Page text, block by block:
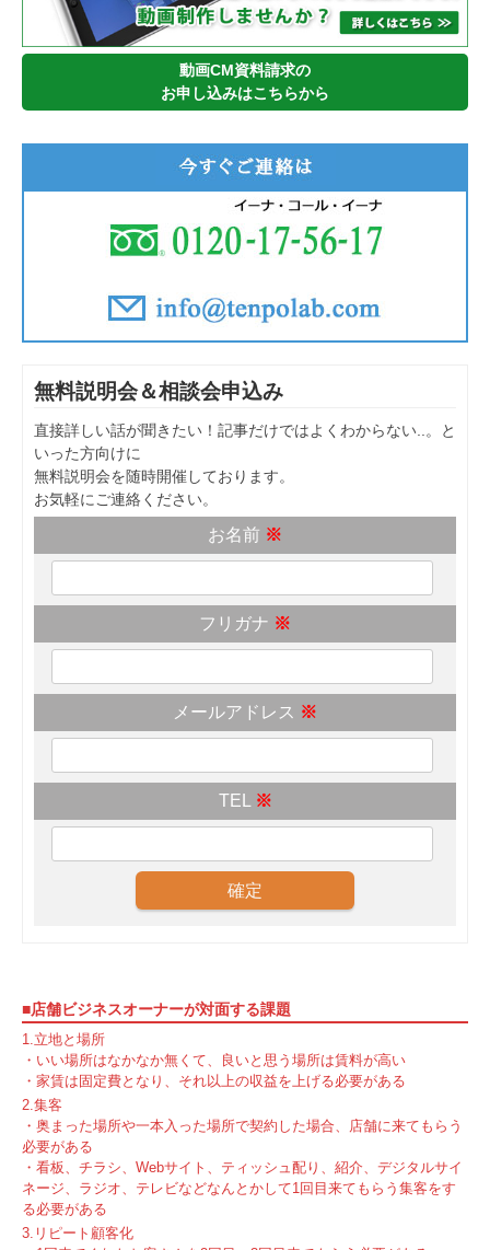
動画CM資料請求の
お申し込みはこちらから
無料説明会＆相談会申込み
直接詳しい話が聞きたい！記事だけではよくわからない..。と
いった方向けに
無料説明会を随時開催しております。
お気軽にご連絡ください。
お名前 ※
フリガナ ※
メールアドレス ※
TEL ※
■店舗ビジネスオーナーが対面する課題
1.立地と場所
・いい場所はなかなか無くて、良いと思う場所は賃料が高い
・家賃は固定費となり、それ以上の収益を上げる必要がある
2.集客
・奥まった場所や一本入った場所で契約した場合、店舗に来てもらう
必要がある
・看板、チラシ、Webサイト、ティッシュ配り、紹介、デジタルサイ
ネージ、ラジオ、テレビなどなんとかして1回目来てもらう集客をす
る必要がある
3.リピート顧客化